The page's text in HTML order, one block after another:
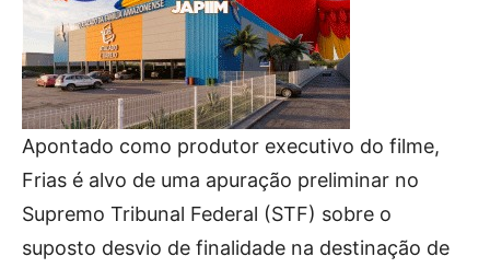
Apontado como produtor executivo do filme,
Frias é alvo de uma apuração preliminar no
Supremo Tribunal Federal (STF) sobre o
suposto desvio de finalidade na destinação de